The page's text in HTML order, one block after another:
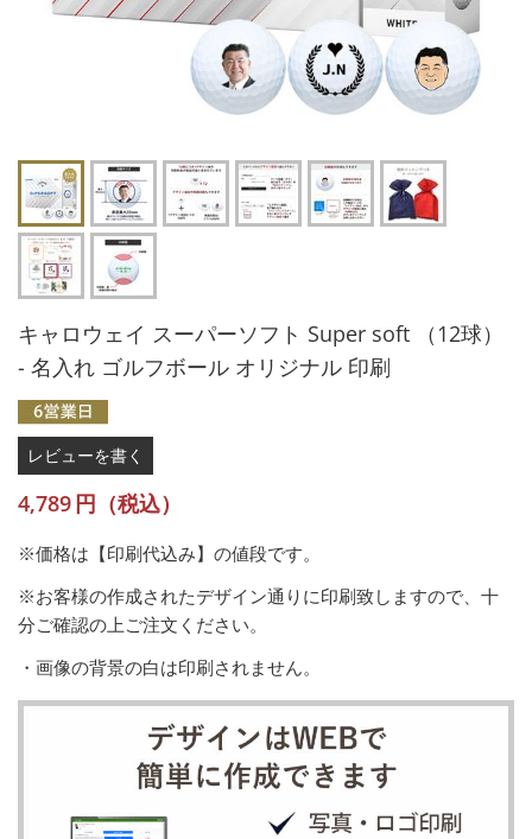
キャロウェイ スーパーソフト Super soft （12球）
- 名入れ ゴルフボール オリジナル 印刷
レビューを書く
4,789円（税込）
※価格は【印刷代込み】の値段です。
※お客様の作成されたデザイン通りに印刷致しますので、十
分ご確認の上ご注文ください。
・画像の背景の白は印刷されません。